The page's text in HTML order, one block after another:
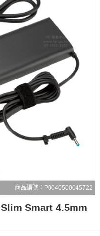
商品編號：P0040500045722
Slim Smart 4.5mm